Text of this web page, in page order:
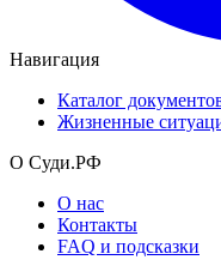
Навигация
Каталог
Жизненные
О Суди.РФ
О нас
Контакты
FAQ и подсказки